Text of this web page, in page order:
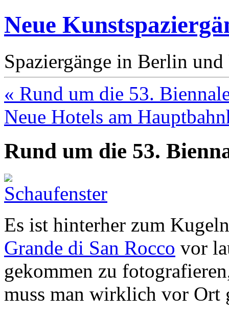
Neue
Spaziergänge in Berlin
« Rund um die 53.
Neue Hotels am
Rund um die 53.
Es ist hinterher zum
Grande di San Rocco vor
gekommen zu
muss man wirklich vor Ort